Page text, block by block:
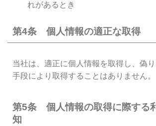
れがあるとき
第4条 個人情報の適正な取得
当社は、適正に個人情報を取得し、偽
手段により取得することはありません。
第5条 個人情報の取得に際する
知